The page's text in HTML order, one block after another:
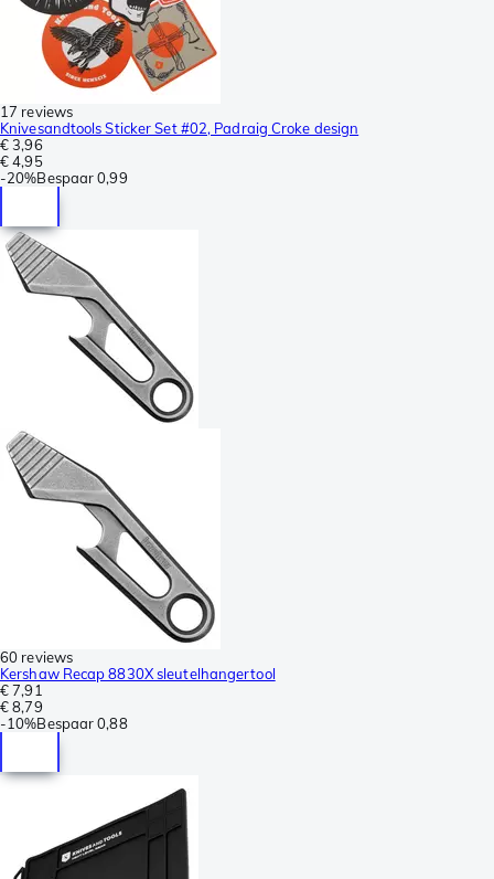
17 reviews
Knivesandtools Sticker Set #02, Padraig Croke design
€ 3,96
€ 4,95
-20%Bespaar 0,99
60 reviews
Kershaw Recap 8830X sleutelhangertool
€ 7,91
€ 8,79
-10%Bespaar 0,88